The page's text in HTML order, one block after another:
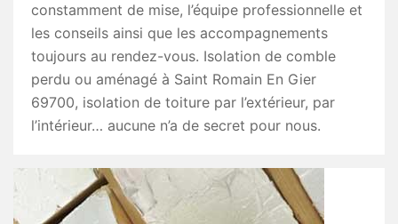
constamment de mise, l’équipe professionnelle et
les conseils ainsi que les accompagnements
toujours au rendez-vous. Isolation de comble
perdu ou aménagé à Saint Romain En Gier
69700, isolation de toiture par l’extérieur, par
l’intérieur… aucune n’a de secret pour nous.